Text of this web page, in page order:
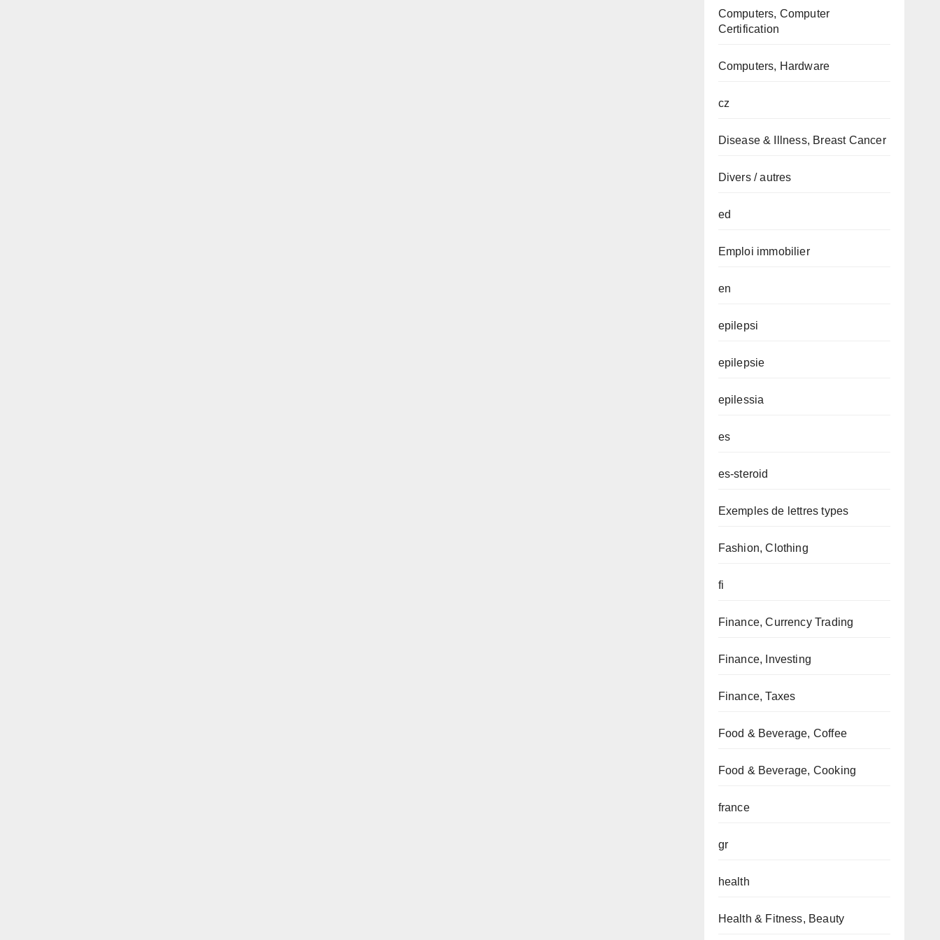
Computers, Computer
Certification
Computers, Hardware
cz
Disease & Illness, Breast Cancer
Divers / autres
ed
Emploi immobilier
en
epilepsi
epilepsie
epilessia
es
es-steroid
Exemples de lettres types
Fashion, Clothing
fi
Finance, Currency Trading
Finance, Investing
Finance, Taxes
Food & Beverage, Coffee
Food & Beverage, Cooking
france
gr
health
Health & Fitness, Beauty